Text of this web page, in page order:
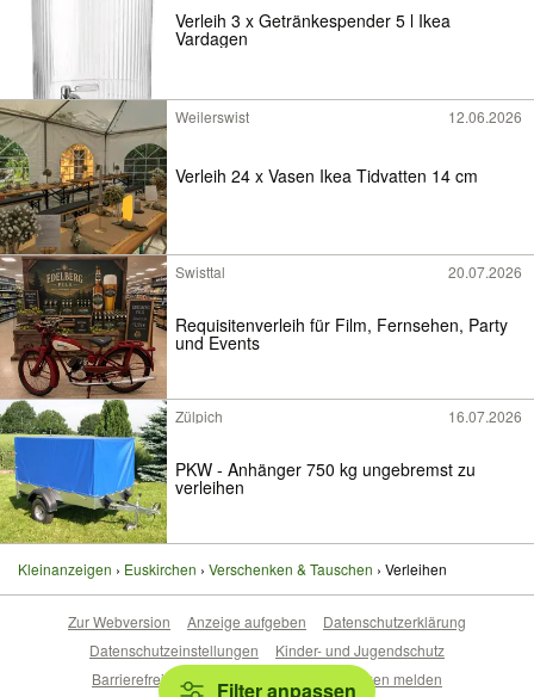
Verleih 3 x Getränkespender 5 l Ikea
Vardagen
Weilerswist 12.06.2026
Verleih 24 x Vasen Ikea Tidvatten 14 cm
Swisttal 20.07.2026
Requisitenverleih für Film, Fernsehen, Party
und Events
Zülpich 16.07.2026
PKW - Anhänger 750 kg ungebremst zu
verleihen
Kleinanzeigen Euskirchen Verschenken & Tauschen Verleihen
Filter anpassen
Zur Webversion Anzeige aufgeben
Datenschutzerklärung
Datenschutzeinstellungen
Kinder- und Jugendschutz
Barrierefreiheitserklärung
Sicherheitslücken melden